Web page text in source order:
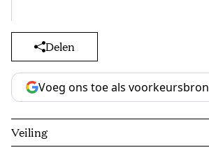
Delen
Voeg ons toe als voorkeursbron
Veiling